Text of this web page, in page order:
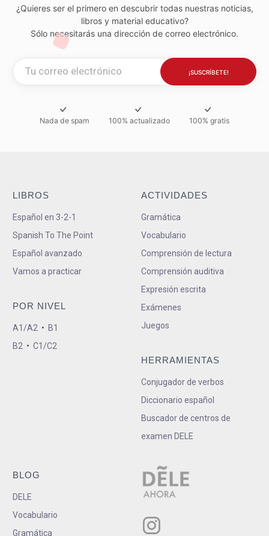
¿Quieres ser el primero en descubrir todas nuestras noticias,
libros y material educativo?
Sólo necesitarás una dirección de correo electrónico.
Nada de spam 100% actualizado 100% gratis
LIBROS
Español en 3-2-1
Spanish To The Point
Español avanzado
Vamos a practicar
POR NIVEL
A1/A2 • B1
B2 • C1/C2
ACTIVIDADES
Gramática
Vocabulario
Comprensión de lectura
Comprensión auditiva
Expresión escrita
Exámenes
Juegos
HERRAMIENTAS
Conjugador de verbos
Diccionario español
Buscador de centros de
examen DELE
BLOG
DELE
Vocabulario
Gramática